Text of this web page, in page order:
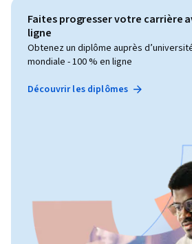
Faites progresser votre carrière
ligne
Obtenez un diplôme auprès
mondiale - 100 % en ligne
Découvrir les diplômes